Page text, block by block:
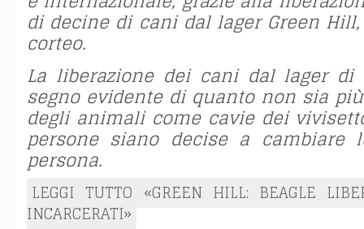
di decine di cani dal lager Green
corteo.
La liberazione dei cani dal lager
segno evidente di quanto non sia
degli animali come cavie dei
persone siano decise a
persona.
LEGGI TUTTO «GREEN HILL: BEAGLE
INCARCERATI»